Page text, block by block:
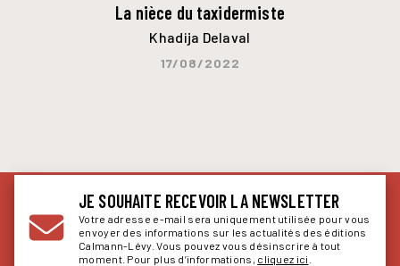
La nièce du taxidermiste
Khadija Delaval
17/08/2022
JE SOUHAITE RECEVOIR LA NEWSLETTER
Votre adresse e-mail sera uniquement utilisée pour vous
envoyer des informations sur les actualités des éditions
Calmann-Lévy. Vous pouvez vous désinscrire à tout
moment. Pour plus d’informations, cliquez ici